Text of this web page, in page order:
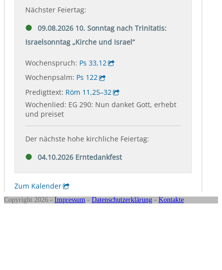
Copyright 2026 - Impressum - Datenschutzerklärung - Kontakte